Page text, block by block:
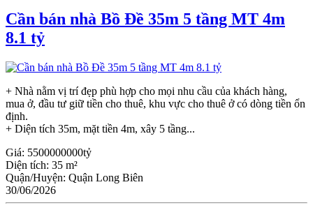
Cần bán nhà Bồ Đề 35m 5 tầng MT 4m
8.1 tỷ
+ Nhà nằm vị trí đẹp phù hợp cho mọi nhu cầu của khách hàng,
mua ở, đầu tư giữ tiền cho thuê, khu vực cho thuê ở có dòng tiền ổn
định.
+ Diện tích 35m, mặt tiền 4m, xây 5 tầng...
Giá: 5500000000tỷ
Diện tích: 35 m²
Quận/Huyện: Quận Long Biên
30/06/2026